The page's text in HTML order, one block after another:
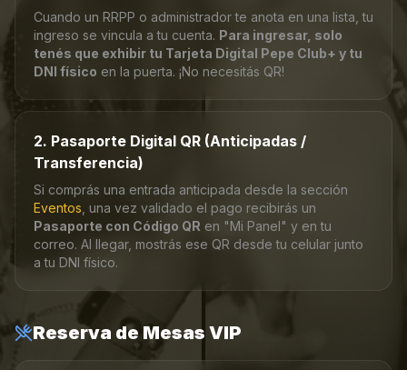
Cuando un RRPP o administrador te anota en una lista, tu
ingreso se vincula a tu cuenta. Para ingresar, solo
tenés que exhibir tu Tarjeta Digital Pepe Club+ y tu
DNI físico en la puerta. ¡No necesitás QR!
2. Pasaporte Digital QR (Anticipadas /
Transferencia)
Si comprás una entrada anticipada desde la sección
Eventos , una vez validado el pago recibirás un
Pasaporte con Código QR en "Mi Panel" y en tu
correo. Al llegar, mostrás ese QR desde tu celular junto
a tu DNI físico.
Reserva de Mesas VIP